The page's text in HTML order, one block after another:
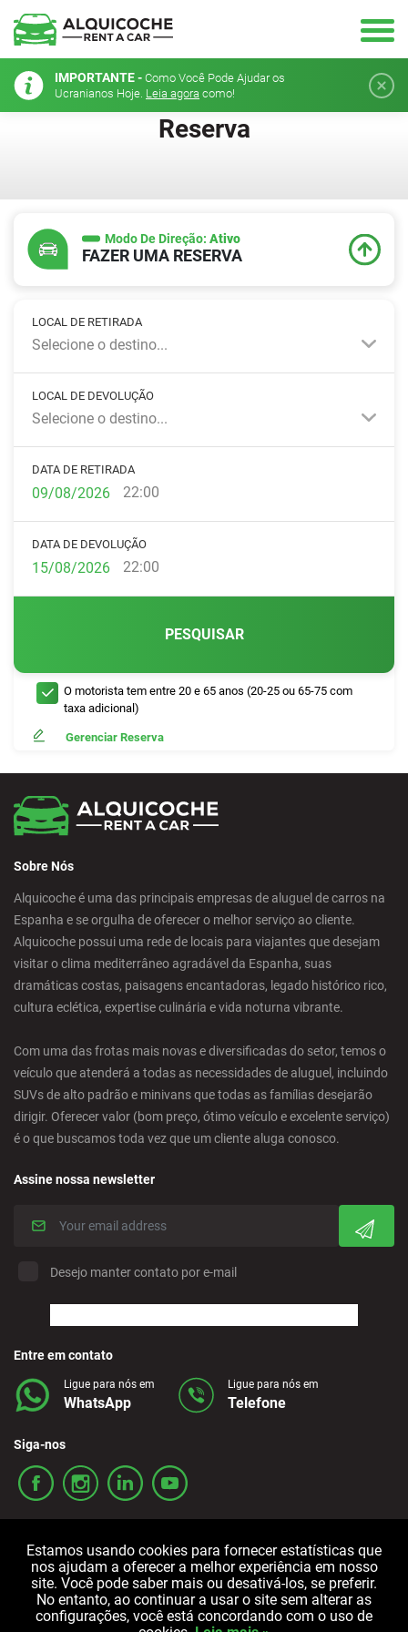
IMPORTANTE - Como Você Pode Ajudar os
Ucranianos Hoje. Leia agora como!
Reserva
Modo De Direção: Ativo
FAZER UMA RESERVA
LOCAL DE RETIRADA
Selecione o destino...
LOCAL DE DEVOLUÇÃO
Selecione o destino...
DATA DE RETIRADA
22:00
DATA DE DEVOLUÇÃO
22:00
PESQUISAR
O motorista tem entre 20 e 65 anos (20-25 ou 65-75 com
taxa adicional)
Gerenciar Reserva
Sobre Nós
Alquicoche é uma das principais empresas de aluguel de carros na
Espanha e se orgulha de oferecer o melhor serviço ao cliente.
Alquicoche possui uma rede de locais para viajantes que desejam
visitar o clima mediterrâneo agradável da Espanha, suas
dramáticas costas, paisagens encantadoras, legado histórico rico,
cultura eclética, expertise culinária e vida noturna vibrante.
Com uma das frotas mais novas e diversificadas do setor, temos o
veículo que atenderá a todas as necessidades de aluguel, incluindo
SUVs de alto padrão e minivans que todas as famílias desejarão
dirigir. Oferecer valor (bom preço, ótimo veículo e excelente serviço)
é o que buscamos toda vez que um cliente aluga conosco.
Assine nossa newsletter
Desejo manter contato por e-mail
Entre em contato
Ligue para nós em
WhatsApp
Ligue para nós em
Telefone
Siga-nos
Termos e condições Política de privacidade Política de cookies
Estamos usando cookies para fornecer estatísticas que
nos ajudam a oferecer a melhor experiência em nosso
site. Você pode saber mais ou desativá-los, se preferir.
No entanto, ao continuar a usar o site sem alterar as
configurações, você está concordando com o uso de